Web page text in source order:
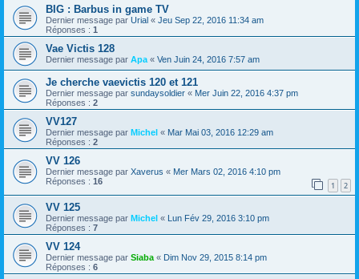
BIG : Barbus in game TV
Dernier message par Urial « Jeu Sep 22, 2016 11:34 am
Réponses : 1
Vae Victis 128
Dernier message par Apa « Ven Juin 24, 2016 7:57 am
Je cherche vaevictis 120 et 121
Dernier message par sundaysoldier « Mer Juin 22, 2016 4:37 pm
Réponses : 2
VV127
Dernier message par Michel « Mar Mai 03, 2016 12:29 am
Réponses : 2
VV 126
Dernier message par Xaverus « Mer Mars 02, 2016 4:10 pm
Réponses : 16 1 2
VV 125
Dernier message par Michel «
Lun Fév 29, 2016 3:10 pm
Réponses : 7
VV 124
Dernier message par Siaba « Dim Nov 29, 2015 8:14 pm
Réponses : 6